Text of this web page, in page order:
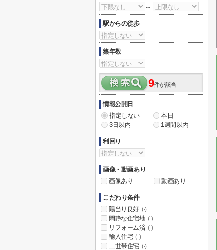
～
駅からの徒歩
築年数
9件が該当
情報公開日
指定しない
本日
3日以内
1週間以内
利回り
画像・動画あり
画像あり
動画あり
こだわり条件
陽当り良好 (-)
閑静な住宅地 (-)
リフォーム済 (-)
輸入住宅 (-)
二世帯住宅 (-)